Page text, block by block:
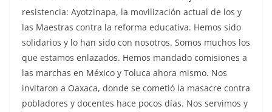
resistencia: Ayotzinapa, la movilización actual de los y
las Maestras contra la reforma educativa. Hemos sido
solidarios y lo han sido con nosotros. Somos muchos los
que estamos enlazados. Hemos mandado comisiones a
las marchas en México y Toluca ahora mismo. Nos
invitaron a Oaxaca, donde se cometió la masacre contra
pobladores y docentes hace pocos días. Nos servimos y